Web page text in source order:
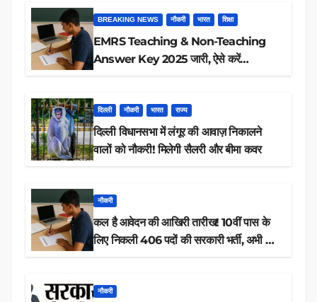
BREAKING NEWS नौकरी भारत शिक्षा
EMRS Teaching & Non-Teaching
Answer Key 2025 जारी, ऐसे करें
दिल्ली नौकरी भारत राज्य
दिल्ली विधानसभा में लंगूर की आवाज़ निकालने
वालों को नौकरी! मिलेगी सैलरी और बीमा कवर
नौकरी
कल है आवेदन की आखिरी तारीख! 10वीं पास के
लिए निकली 406 पदों की सरकारी भर्ती, अभी करें
नौकरी